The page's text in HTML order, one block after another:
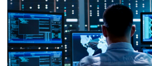
CHILE
ARGENTINA